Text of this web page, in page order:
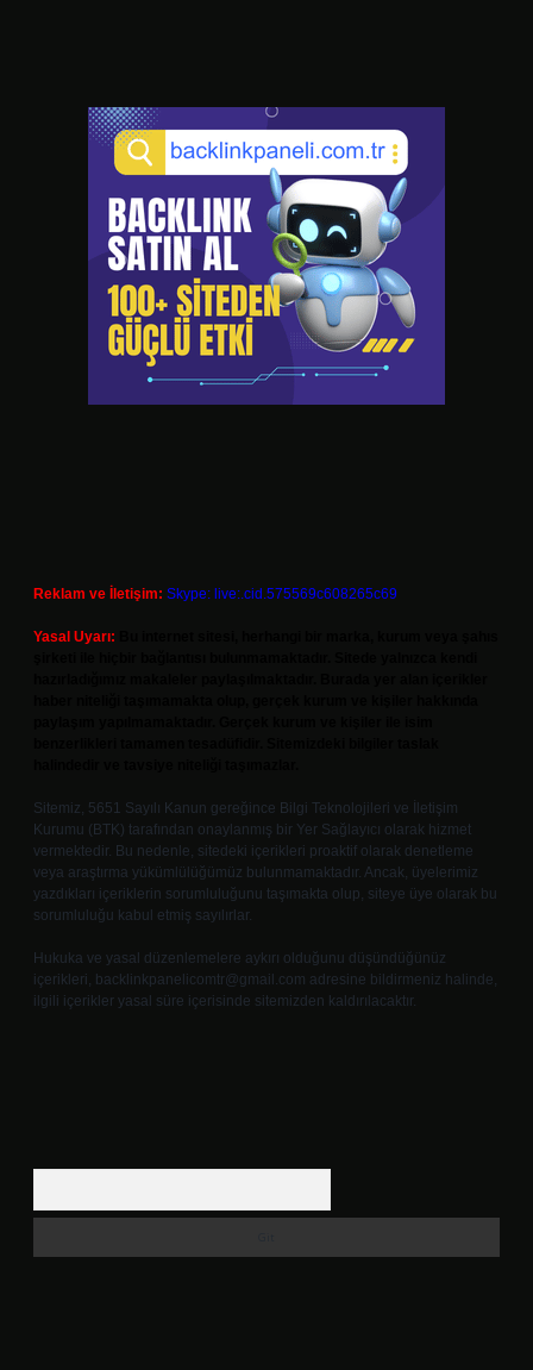
Reklam ve İletişim: Skype: live:.cid.575569c608265c69
Yasal Uyarı:
Sitemiz, 5651 Sayılı Kanun gereğince Bilgi Teknolojileri ve İletişim
Kurumu (BTK) tarafından onaylanmış bir Yer Sağlayıcı olarak hizmet
vermektedir. Bu nedenle, sitedeki içerikleri proaktif olarak denetleme
veya araştırma yükümlülüğümüz bulunmamaktadır. Ancak, üyelerimiz
yazdıkları içeriklerin sorumluluğunu taşımakta olup, siteye üye olarak bu
sorumluluğu kabul etmiş sayılırlar.
Hukuka ve yasal düzenlemelere aykırı olduğunu düşündüğünüz
içerikleri, backlinkpanelicomtr@gmail.com adresine bildirmeniz halinde,
ilgili içerikler yasal süre içerisinde sitemizden kaldırılacaktır.